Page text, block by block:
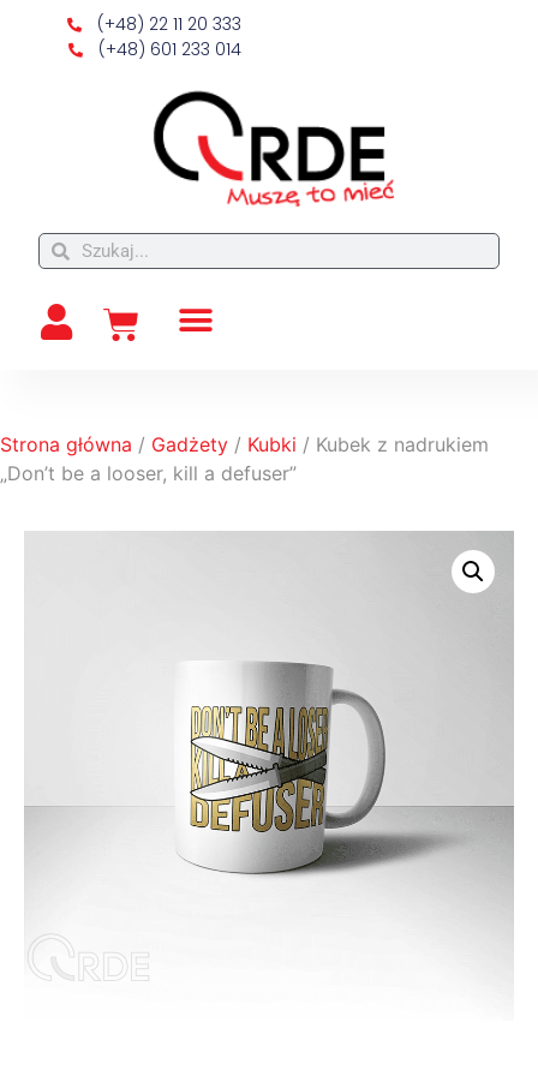
(+48) 22 11 20 333
(+48) 601 233 014
Strona główna / Gadżety / Kubki / Kubek z nadrukiem
„Don’t be a looser, kill a defuser”